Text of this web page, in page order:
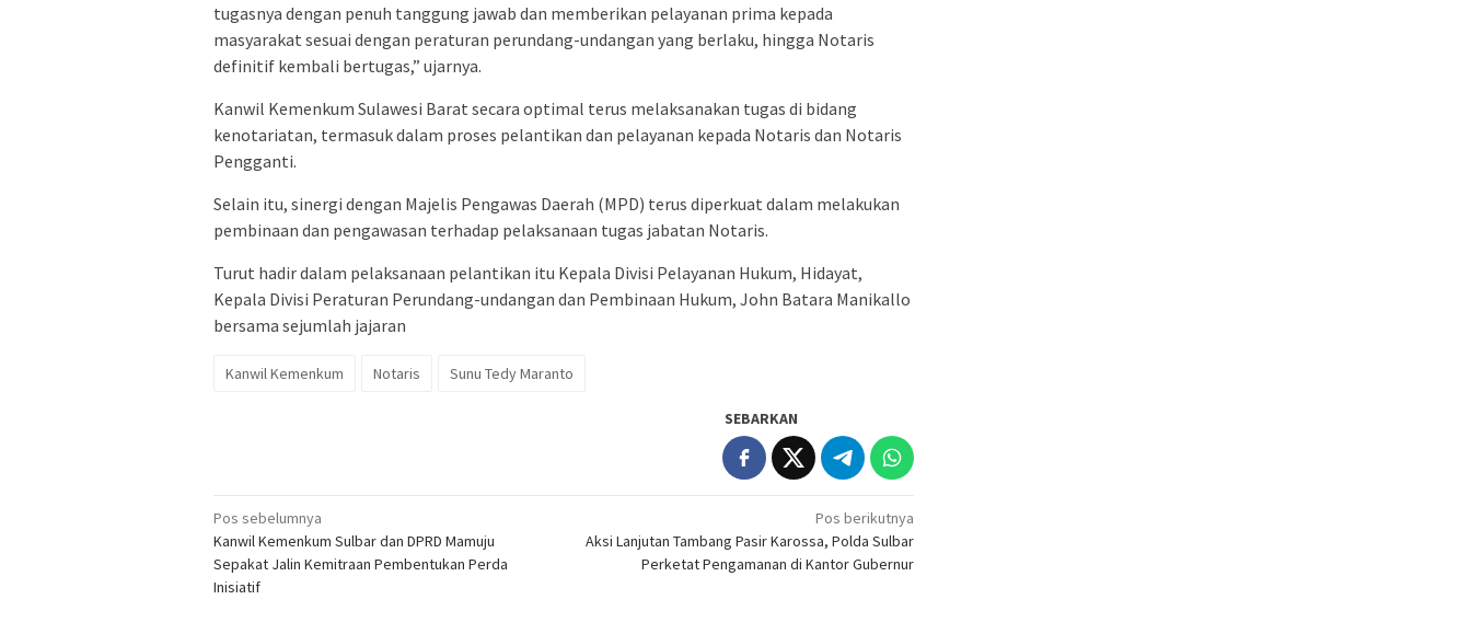
tugasnya dengan penuh tanggung jawab dan memberikan pelayanan prima kepada
masyarakat sesuai dengan peraturan perundang-undangan yang berlaku, hingga Notaris
definitif kembali bertugas,” ujarnya.
Kanwil Kemenkum Sulawesi Barat secara optimal terus melaksanakan tugas di bidang
kenotariatan, termasuk dalam proses pelantikan dan pelayanan kepada Notaris dan Notaris
Pengganti.
Selain itu, sinergi dengan Majelis Pengawas Daerah (MPD) terus diperkuat dalam melakukan
pembinaan dan pengawasan terhadap pelaksanaan tugas jabatan Notaris.
Turut hadir dalam pelaksanaan pelantikan itu Kepala Divisi Pelayanan Hukum, Hidayat,
Kepala Divisi Peraturan Perundang-undangan dan Pembinaan Hukum, John Batara Manikallo
bersama sejumlah jajaran
Kanwil Kemenkum Notaris Sunu Tedy Maranto
SEBARKAN
Navigasi
pos
Pos sebelumnya
Kanwil Kemenkum Sulbar dan DPRD Mamuju
Sepakat Jalin Kemitraan Pembentukan Perda
Inisiatif
Pos berikutnya
Aksi Lanjutan Tambang Pasir Karossa, Polda Sulbar
Perketat Pengamanan di Kantor Gubernur